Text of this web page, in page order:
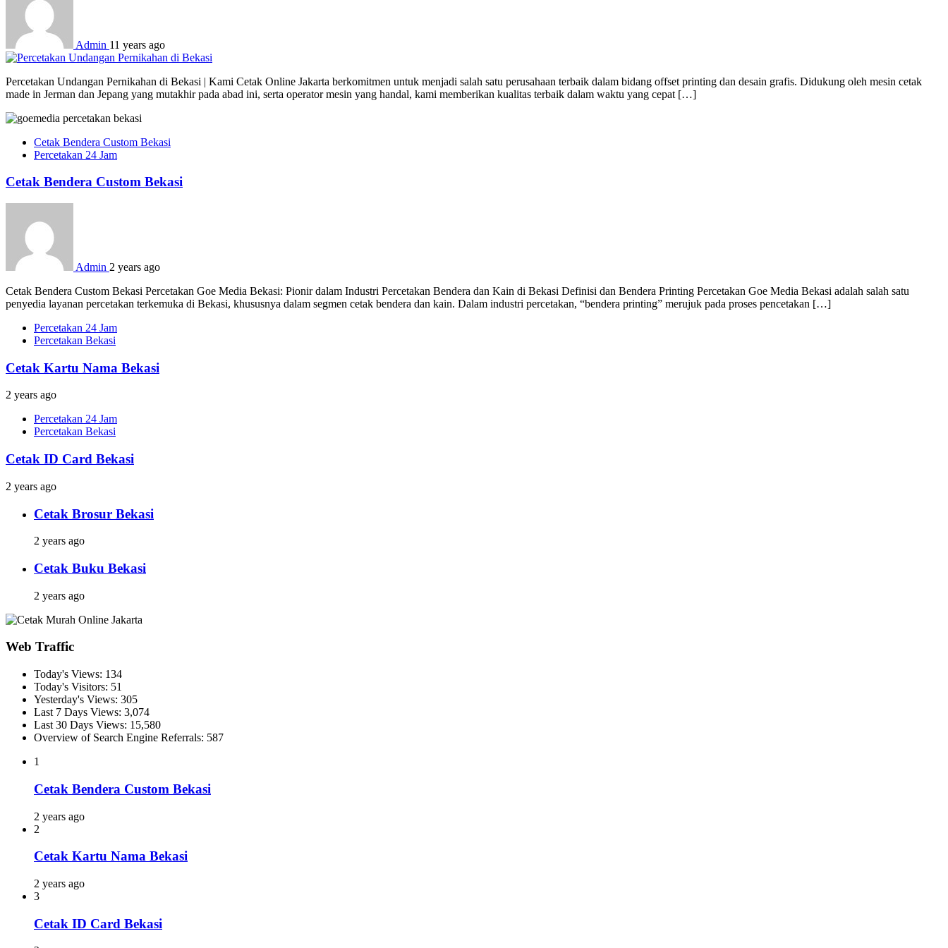
Admin 11 years ago
Percetakan Undangan Pernikahan di Bekasi | Kami Cetak Online Jakarta berkomitmen untuk menjadi salah satu perusahaan terbaik dalam bidang offset printing dan desain grafis. Didukung oleh mesin cetak
made in Jerman dan Jepang yang mutakhir pada abad ini, serta operator mesin yang handal, kami memberikan kualitas terbaik dalam waktu yang cepat […]
Cetak Bendera Custom Bekasi
Percetakan 24 Jam
Cetak Bendera Custom Bekasi
Admin 2 years ago
Cetak Bendera Custom Bekasi Percetakan Goe Media Bekasi: Pionir dalam Industri Percetakan Bendera dan Kain di Bekasi Definisi dan Bendera Printing Percetakan Goe Media Bekasi adalah salah satu
penyedia layanan percetakan terkemuka di Bekasi, khususnya dalam segmen cetak bendera dan kain. Dalam industri percetakan, “bendera printing” merujuk pada proses pencetakan […]
Percetakan 24 Jam
Percetakan Bekasi
Cetak Kartu Nama Bekasi
2 years ago
Percetakan 24 Jam
Percetakan Bekasi
Cetak ID Card Bekasi
2 years ago
Cetak Brosur Bekasi
2 years ago
Cetak Buku Bekasi
2 years ago
Web Traffic
Today's Views: 134
Today's Visitors: 51
Yesterday's Views: 305
Last 7 Days Views: 3,074
Last 30 Days Views: 15,580
Overview of Search Engine Referrals: 587
1
Cetak Bendera Custom Bekasi
2 years ago
2
Cetak Kartu Nama Bekasi
2 years ago
3
Cetak ID Card Bekasi